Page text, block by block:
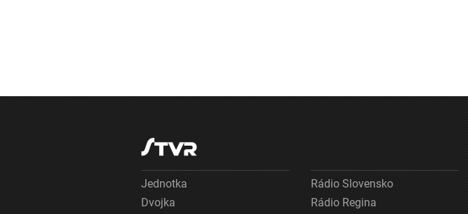
Jednotka
Dvojka
Rádio Slovensko
Rádio Regina